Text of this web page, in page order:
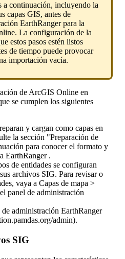
a continuación, incluyendo la
capas GIS, antes de
ón EarthRanger para la
. La configuración de la
estos pasos estén listos
de tiempo puede provocar
importación vacía.
ón de ArcGIS Online en
se cumplen los siguientes
y cargan como capas en
la sección "Preparación de
ón para conocer el formato y
EarthRanger .
de entidades se configuran
sus archivos SIG. Para revisar o
, vaya a Capas de mapa >
el panel de administración
de administración EarthRanger
.pamdas.org/admin).
SIG